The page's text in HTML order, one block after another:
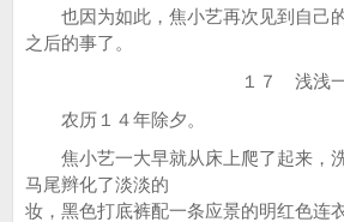
也因为如此，焦小艺再次见到自己
之后的事了。
１７ 浅浅一
农历１４年除夕。
焦小艺一大早就从床上爬了起来，
马尾辫化了淡淡的
妆，黑色打底裤配一条应景的明红色连